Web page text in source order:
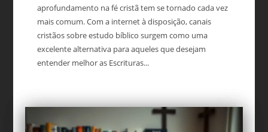
aprofundamento na fé cristã tem se tornado cada vez
mais comum. Com a internet à disposição, canais
cristãos sobre estudo bíblico surgem como uma
excelente alternativa para aqueles que desejam
entender melhor as Escrituras...